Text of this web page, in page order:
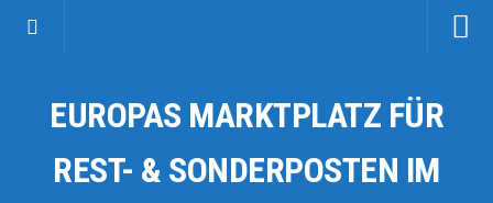
Kategorien
Auto & Motorrad
EUROPAS MARKTPLATZ FÜR
REST- & SONDERPOSTEN IM